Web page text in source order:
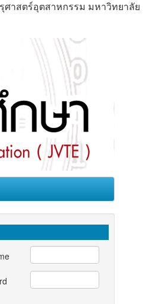
ศาสตร์อุตสาหกรรม มหาวิทยาลัย